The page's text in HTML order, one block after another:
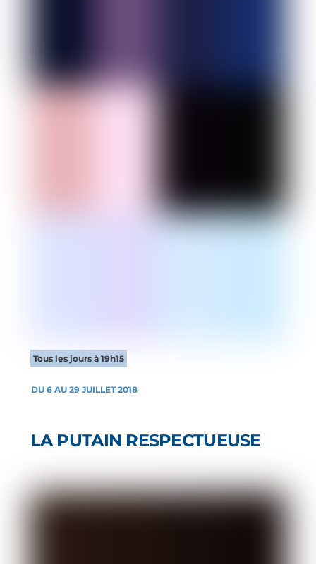
Tous les jours à 19h15
DU 6 AU 29 JUILLET 2018
LA PUTAIN RESPECTUEUSE